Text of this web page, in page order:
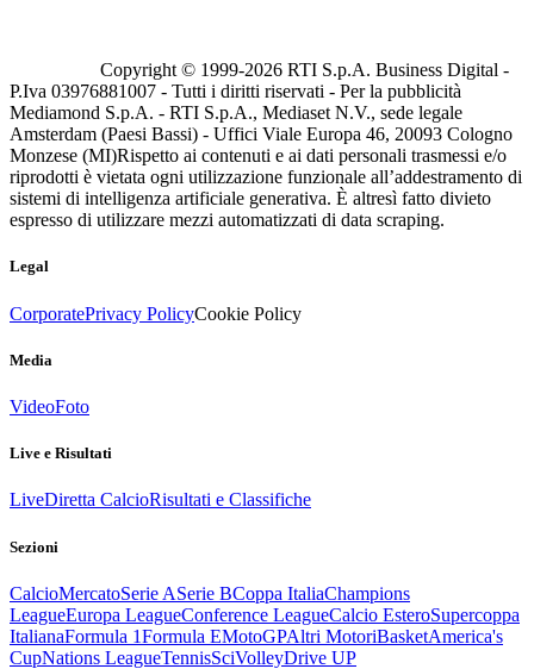
Copyright © 1999-2026 RTI S.p.A. Business Digital -
P.Iva 03976881007 - Tutti i diritti riservati - Per la pubblicità
Mediamond S.p.A. - RTI S.p.A., Mediaset N.V., sede legale
Amsterdam (Paesi Bassi) - Uffici Viale Europa 46, 20093 Cologno
Monzese (MI)Rispetto ai contenuti e ai dati personali trasmessi e/o
riprodotti è vietata ogni utilizzazione funzionale all’addestramento di
sistemi di intelligenza artificiale generativa. È altresì fatto divieto
espresso di utilizzare mezzi automatizzati di data scraping.
Legal
CorporatePrivacy PolicyCookie Policy
Media
VideoFoto
Live e Risultati
LiveDiretta CalcioRisultati e Classifiche
Sezioni
CalcioMercatoSerie ASerie BCoppa ItaliaChampions
LeagueEuropa LeagueConference LeagueCalcio EsteroSupercoppa
ItalianaFormula 1Formula EMotoGPAltri MotoriBasketAmerica's
CupNations LeagueTennisSciVolleyDrive UP